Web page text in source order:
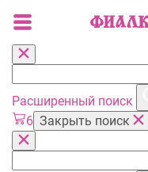
Расширенный поиск
6 Закрыть поиск